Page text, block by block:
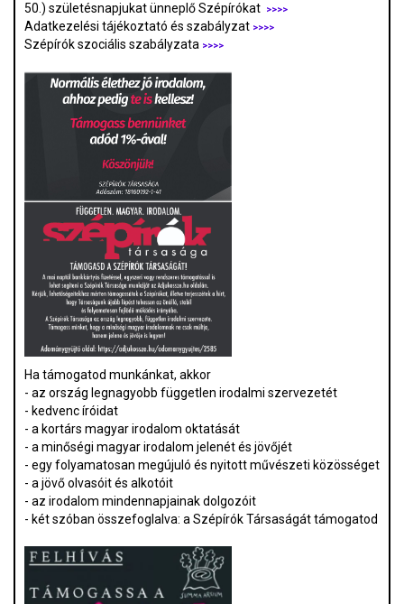
50.) születésnapjukat ünneplő Szépírókat
>>>>
Adatkezelési tájékoztató és szabályzat >>>>
Szépírók szociális szabályzata >>>>
Ha támogatod munkánkat, akkor
- az ország legnagyobb független irodalmi szervezetét
- kedvenc íróidat
- a kortárs magyar irodalom oktatását
- a minőségi magyar irodalom jelenét és jövőjét
- egy folyamatosan megújuló és nyitott művészeti közösséget
- a jövő olvasóit és alkotóit
- az irodalom mindennapjainak dolgozóit
- két szóban összefoglalva: a Szépírók Társaságát támogatod